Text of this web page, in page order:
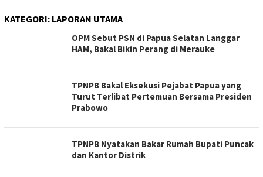
KATEGORI: LAPORAN UTAMA
OPM Sebut PSN di Papua Selatan Langgar
HAM, Bakal Bikin Perang di Merauke
TPNPB Bakal Eksekusi Pejabat Papua yang
Turut Terlibat Pertemuan Bersama Presiden
Prabowo
TPNPB Nyatakan Bakar Rumah Bupati Puncak
dan Kantor Distrik